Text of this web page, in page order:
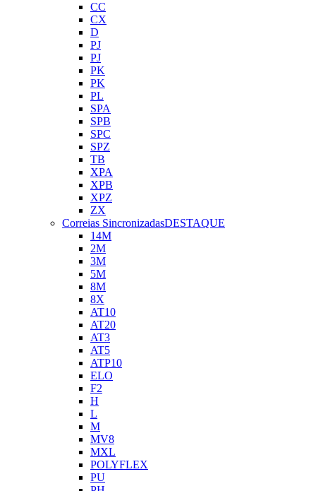
CC
CX
D
PJ
PJ
PK
PK
PL
SPA
SPB
SPC
SPZ
TB
XPA
XPB
XPZ
ZX
Correias SincronizadasDESTAQUE
14M
2M
3M
5M
8M
8X
AT10
AT20
AT3
AT5
ATP10
ELO
F2
H
L
M
MV8
MXL
POLYFLEX
PU